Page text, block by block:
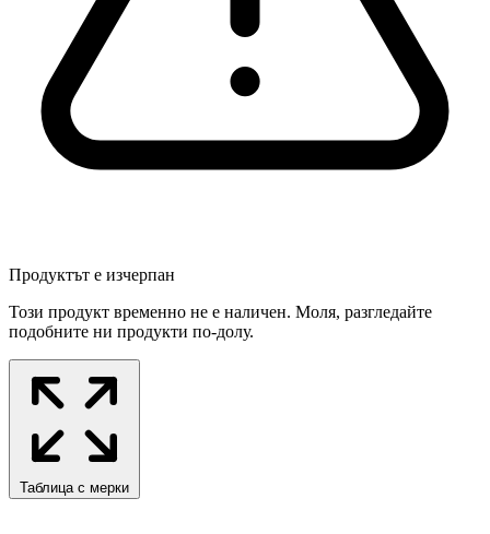
Продуктът е изчерпан
Този продукт временно не е наличен. Моля, разгледайте
подобните ни продукти по-долу.
Таблица с мерки